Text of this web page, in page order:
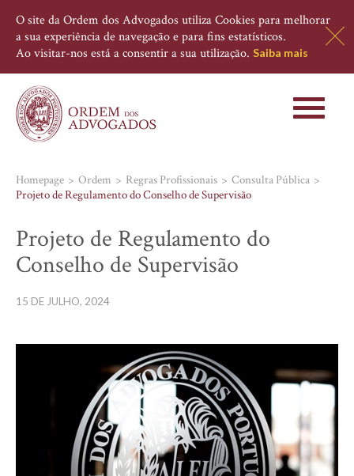
O site da Ordem dos Advogados utiliza Cookies para melhorar
a sua experiência de navegação e para fins estatísticos.
Ao visitar-nos está a consentir a sua utilização. Saiba mais
Toggle
Homepage Ordem Regras Profissionais
Consulta Pública
Projeto de Regulamento do Conselho de Supervisão
Projeto de Regulamento do
Conselho de Supervisão
15 DE JULHO, 2024